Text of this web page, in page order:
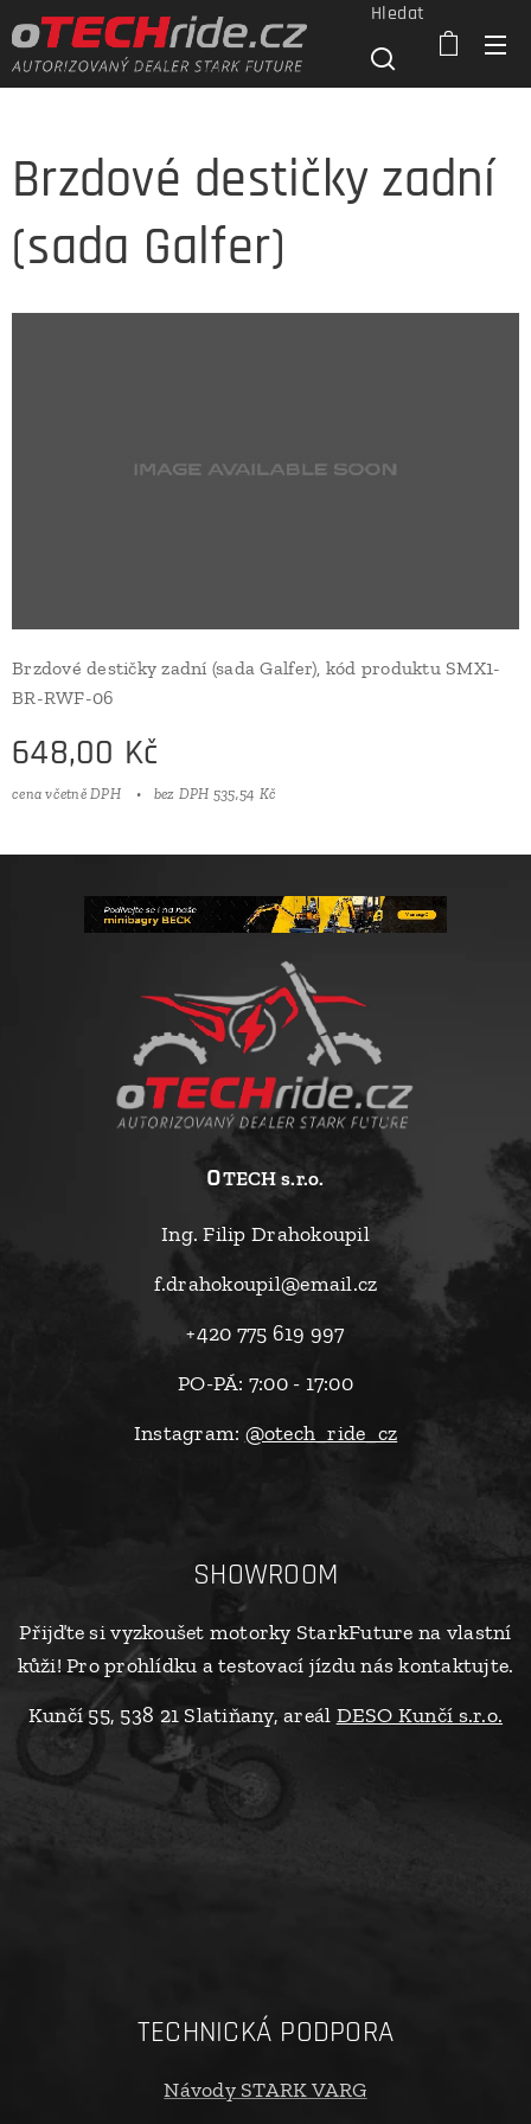
Hledat
Brzdové destičky zadní
(sada Galfer)
Brzdové destičky zadní (sada Galfer), kód produktu SMX1-
BR-RWF-06
648,00 Kč
cena včetně DPH bez DPH 535,54 Kč
oTECH s.r.o.
Ing. Filip Drahokoupil
f.drahokoupil@email.cz
+420 775 619 997
PO-PÁ: 7:00 - 17:00
Instagram: @otech_ride_cz
SHOWROOM
Přijďte si vyzkoušet motorky StarkFuture na vlastní
kůži! Pro prohlídku a testovací jízdu nás kontaktujte.
Kunčí 55, 538 21 Slatiňany, areál DESO Kunčí s.r.o.
TECHNICKÁ PODPORA
Návody STARK VARG